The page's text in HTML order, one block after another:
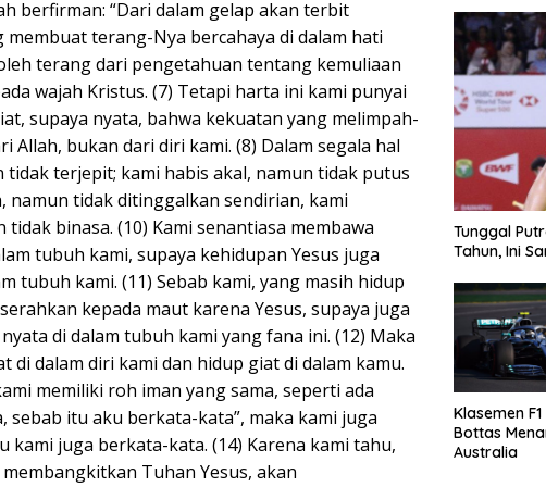
berfirman: “Dari dalam gelap akan terbit
membuat terang-Nya bercahaya di dalam hati
terang dari pengetahuan tentang kemuliaan
wajah Kristus. (7) Tetapi harta ini kami punyai
supaya nyata, bahwa kekuatan yang melimpah-
Allah, bukan dari diri kami. (8) Dalam segala hal
tidak terjepit; kami habis akal, namun tidak putus
namun tidak ditinggalkan sendirian, kami
binasa. (10) Kami senantiasa membawa
tubuh kami, supaya kehidupan Yesus juga
tubuh kami. (11) Sebab kami, yang masih hidup
kepada maut karena Yesus, supaya juga
di dalam tubuh kami yang fana ini. (12) Maka
di dalam diri kami dan hidup giat di dalam kamu.
memiliki roh iman yang sama, seperti ada
sebab itu aku berkata-kata”, maka kami juga
kami juga berkata-kata. (14) Karena kami tahu,
Tuhan Yesus, akan
Tunggal
Tahun, Ini
Klasemen
Bottas
Australia